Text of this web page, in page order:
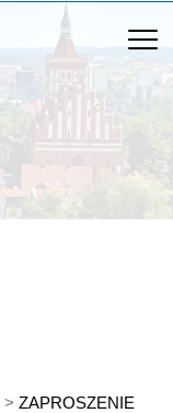
> ZAPROSZENIE